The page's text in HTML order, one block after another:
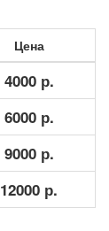
Цена
4000 р.
6000 р.
9000 р.
12000 р.